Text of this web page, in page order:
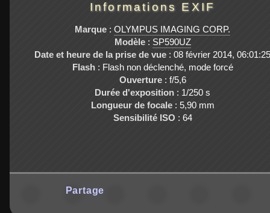
Informations EXIF
Marque : OLYMPUS IMAGING CORP.
Modèle: SP590UZ
Date et heure de la prise de vue : 08 février 2014, 06:01:25
Flash: Flash non déclenché, mode forcé
Ouverture: f/5,6
Durée d'exposition : 1/250 s
Longueur de focale: 5,90 mm
Sensibilité ISO : 64
Partage